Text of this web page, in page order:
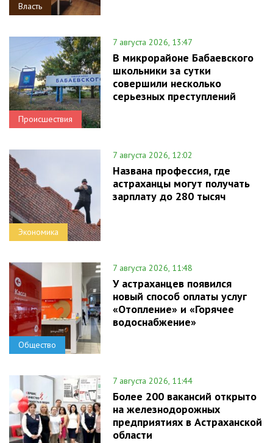
Власть
Происшествия
7 августа 2026, 13:47
В микрорайоне Бабаевского
школьники за сутки
совершили несколько
серьезных преступлений
Экономика
7 августа 2026, 12:02
Названа профессия, где
астраханцы могут получать
зарплату до 280 тысяч
Общество
7 августа 2026, 11:48
У астраханцев появился
новый способ оплаты услуг
«Отопление» и «Горячее
водоснабжение»
7 августа 2026, 11:44
Более 200 вакансий открыто
на железнодорожных
предприятиях в Астраханской
области